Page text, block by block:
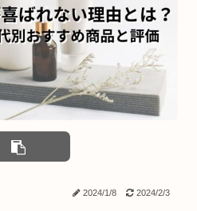
2024/1/8 2024/2/3